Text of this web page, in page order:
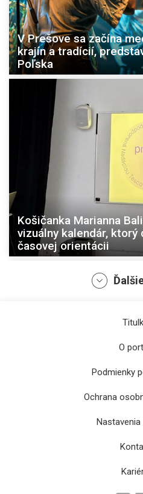
V Prešove sa začína
krajín a tradícií,
Poľska
Košičanka Marianna
vizuálny kalendár, ktorý
časovej orientácii
Výstava Tajomstvá
ponúkne prierez
po vojnové obdobie
O
Podmienky
Ochrana